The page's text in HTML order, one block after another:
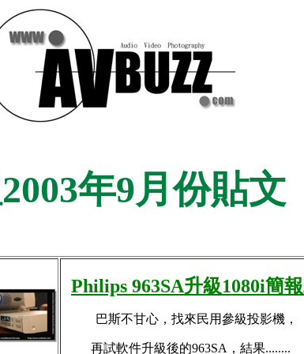
2003年9月份貼文
Philips 963SA升級1080i簡
巴斯不甘心，找來民用參級投影機，
再試軟件升級後的963SA，結果........